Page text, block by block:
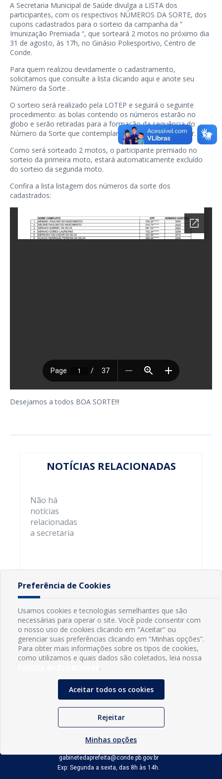
A Secretaria Municipal de Saúde divulga a LISTA dos
participantes, com os respectivos NÚMEROS DA SORTE, dos
cupons cadastrados para o sorteio da campanha da ”
Imunização Premiada “, que sorteará 2 motos no próximo dia
31 de agosto, às 17h, no Ginásio Poliesportivo, Centro de
Conde.
Para quem realizou devidamente o cadastramento,
solicitamos que consulte a lista clicando aqui e anote seu
Número da Sorte .
O sorteio será realizado pela LOTEP e seguirá o seguinte
procedimento: as bolas contendo os números estarão no
globo e serão retiradas para a formação da sequência do
Número da Sorte que contemplará e revelará o vencedor.
Como será sorteado 2 motos, o participante premiado no
sorteio da primeira moto, estará automaticamente excluído
do sorteio da segunda moto.
Confira a lista listagem dos números da sorte dos
cadastrados:
Desejamos a todos BOA SORTE!!!
NOTÍCIAS RELACIONADAS
Não há
notícias
relacionadas
a secretaria
Município de Conde - PB
CNPJ: 08.916.645/0001-80
LOC RODOVIA PB 018, SN, Centro, Conde, PB, 58322-000
gabinetedaprefeita@conde.pb.gov.br
Exp: Segunda a sexta, das 8h às 14h.
Preferência de Cookies
Usamos cookies e tecnologias semelhantes que são
necessárias para operar o site. Você pode consentir com
o nosso uso de cookies clicando em "Aceitar" ou
gerenciar suas preferências clicando em “Minhas opções”.
Para obter mais informações sobre os tipos de cookies,
como utilizamos e quais dados são coletados, leia nossa
.
Aceitar todos os cookies
Rejeitar
Minhas opções